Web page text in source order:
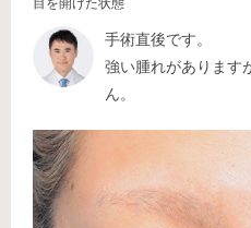
目を開けた状態
手術直後です。
強い腫れがあります
ん。